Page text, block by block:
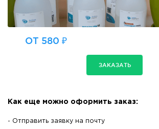
ОТ 580 ₽
ЗАКАЗАТЬ
Как еще можно оформить заказ:
- Отправить заявку на почту